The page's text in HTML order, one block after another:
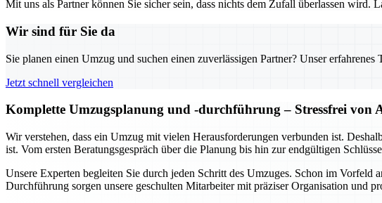
Mit uns als Partner können Sie sicher sein, dass nichts dem Zufall überlassen wird.
Wir sind für Sie da
Sie planen einen Umzug und suchen einen zuverlässigen Partner? Unser
Jetzt schnell vergleichen
Komplette Umzugsplanung und -durchführung – Stressfrei von
Wir verstehen, dass ein Umzug mit vielen Herausforderungen verbunden ist.
ist. Vom ersten Beratungsgespräch über die Planung bis hin zur endgültigen
Unsere Experten begleiten Sie durch jeden Schritt des Umzuges. Schon im
Durchführung sorgen unsere geschulten Mitarbeiter mit präziser Organisation und